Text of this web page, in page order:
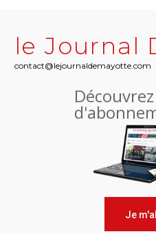
le Journal
contact@lejournaldemayotte.com
Je